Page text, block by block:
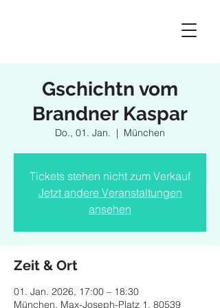
Gschichtn vom
Brandner Kaspar
Do., 01. Jan.
  |
München
Tickets stehen nicht zum Verkauf
Jetzt andere Veranstaltungen
ansehen
Zeit & Ort
01. Jan. 2026, 17:00 – 18:30
München, Max-Joseph-Platz 1, 80539